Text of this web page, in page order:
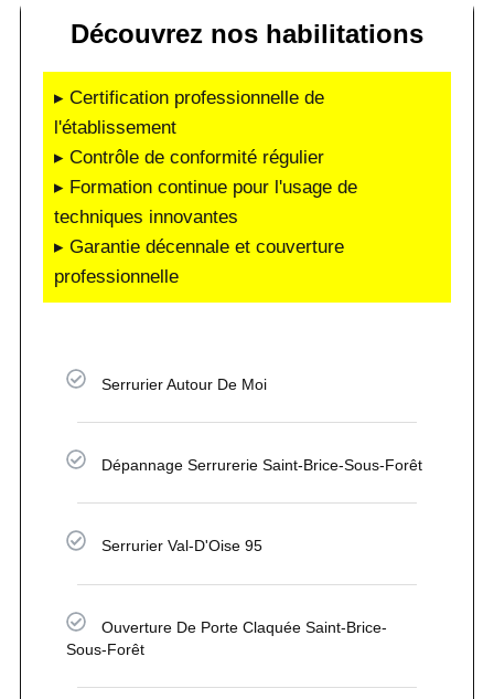
Découvrez nos habilitations
▸ Certification professionnelle de
l'établissement
▸ Contrôle de conformité régulier
▸ Formation continue pour l'usage de
techniques innovantes
▸ Garantie décennale et couverture
professionnelle
Serrurier Autour De Moi
Dépannage Serrurerie Saint-Brice-Sous-Forêt
Serrurier Val-D'Oise 95
Ouverture De Porte Claquée Saint-Brice-
Sous-Forêt